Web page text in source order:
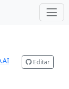
Editar